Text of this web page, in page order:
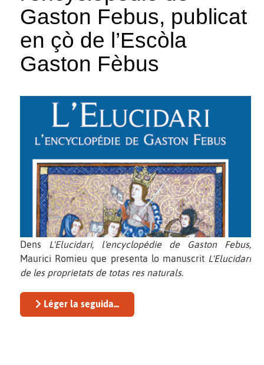
Gaston Febus, publicat
en çò de l’Escòla
Gaston Fèbus
Dens L'Elucidari, l'encyclopédie de Gaston Febus,
Maurici Romieu que presenta lo manuscrit L'Elucidari
de les proprietats de totas res naturals.
Léger la seguida...